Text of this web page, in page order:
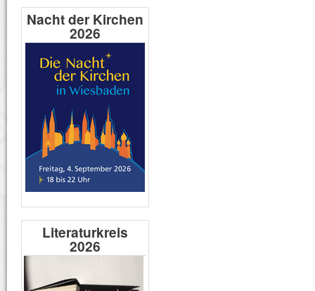
Nacht der Kirchen
2026
Literaturkreis
2026